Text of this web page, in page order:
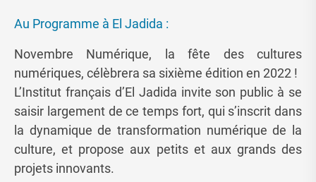
Au Programme à El Jadida :
Novembre Numérique, la fête des cultures
numériques, célèbrera sa sixième édition en 2022 !
L’Institut français d’El Jadida invite son public à se
saisir largement de ce temps fort, qui s’inscrit dans
la dynamique de transformation numérique de la
culture, et propose aux petits et aux grands des
projets innovants.